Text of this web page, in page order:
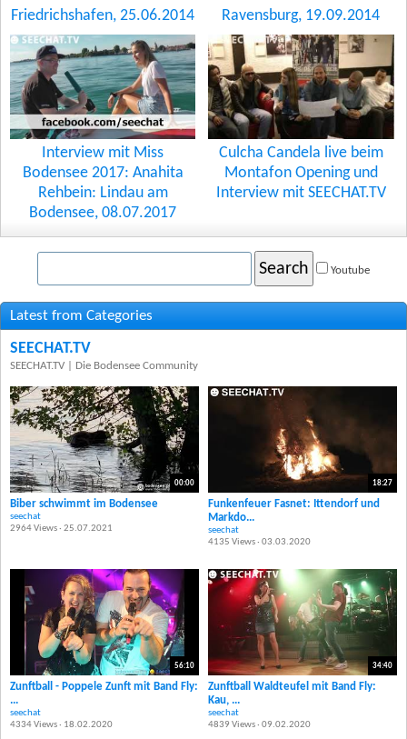
Friedrichshafen, 25.06.2014
Ravensburg, 19.09.2014
Interview mit Miss
Bodensee 2017: Anahita
Rehbein: Lindau am
Bodensee, 08.07.2017
Culcha Candela live beim
Montafon Opening und
Interview mit SEECHAT.TV
Search Youtube
Latest from Categories
SEECHAT.TV
SEECHAT.TV | Die Bodensee Community
00:00
Biber schwimmt im Bodensee
seechat
2964 Views · 25.07.2021
18:27
Funkenfeuer Fasnet: Ittendorf und
Markdo...
seechat
4135 Views · 03.03.2020
56:10
Zunftball - Poppele Zunft mit Band Fly:
...
seechat
4334 Views · 18.02.2020
34:40
Zunftball Waldteufel mit Band Fly:
Kau, ...
seechat
4839 Views · 09.02.2020